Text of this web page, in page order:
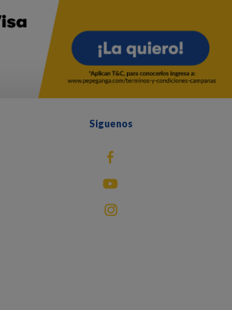
Siguenos
fb
You Tube
instagram